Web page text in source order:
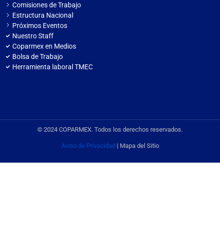
Comisiones de Trabajo
Estructura Nacional
Próximos Eventos
Nuestro Staff
Coparmex en Medios
Bolsa de Trabajo
Herramienta laboral TMEC
© 2024 COPARMEX. Todos los derechos reservados.
Aviso de Privacidad | Mapa del Sitio